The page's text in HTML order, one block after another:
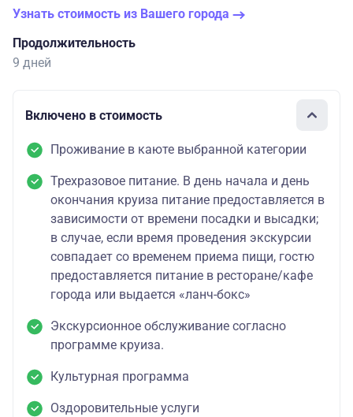
Узнать стоимость из Вашего города
Продолжительность
9 дней
Включено в стоимость
Проживание в каюте выбранной категории
Трехразовое питание. В день начала и день
окончания круиза питание предоставляется в
зависимости от времени посадки и высадки;
в случае, если время проведения экскурсии
совпадает со временем приема пищи, гостю
предоставляется питание в ресторане/кафе
города или выдается «ланч-бокс»
Экскурсионное обслуживание согласно
программе круиза.
Культурная программа
Оздоровительные услуги